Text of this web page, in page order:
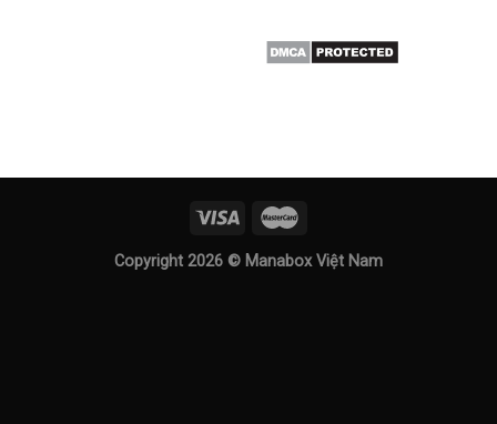
Copyright 2026 © Manabox Việt Nam